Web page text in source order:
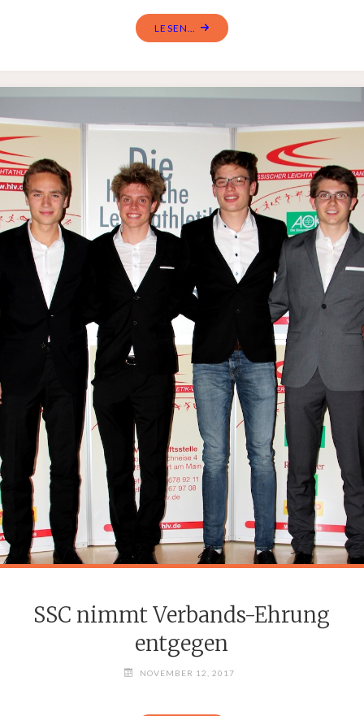
LESEN...
SSC nimmt Verbands-Ehrung
entgegen
NOVEMBER 12, 2017